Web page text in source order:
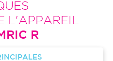
L'APPAREIL
R